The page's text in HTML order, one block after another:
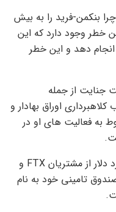
بنکمن-فرید را به بیش
خطر وجود دارد که این
انجام دهد و این خطر
به هفت جنایت از جمله
کلاهبرداری اوراق بهادار و
به فعالیت های او در
بر اساس این گزارش، او حدود ۸ میلیارد دلار از مشتریان FTX و
صندوق تامینی خود به نام